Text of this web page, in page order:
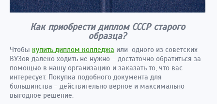
Как приобрести диплом СССР старого
образца?
Чтобы купить диплом колледжа или одного из советских
ВУЗов далеко ходить не нужно – достаточно обратиться за
помощью в нашу организацию и заказать то, что вас
интересует. Покупка подобного документа для
большинства - действительно верное и максимально
выгодное решение.